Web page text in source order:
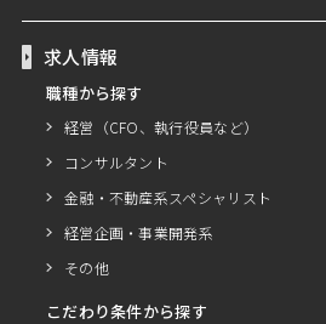
求人情報
職種から探す
経営（CFO、執行役員など）
コンサルタント
金融・不動産系スペシャリスト
経営企画・事業開発系
その他
こだわり条件から探す